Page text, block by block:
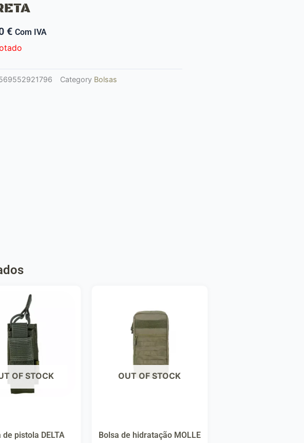
€ Com IVA
Category Bolsas
OF STOCK
de pistola DELTA
OUT OF STOCK
Bolsa de hidratação MOLLE